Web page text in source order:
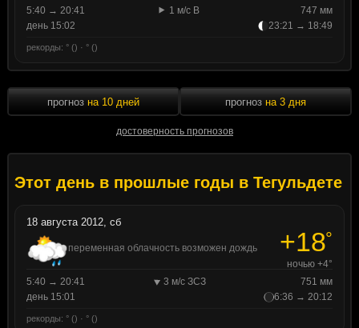
5:40 → 20:41
1 м/с В
747 мм
день 15:02
23:21 → 18:49
рекорды: ° () · ° ()
прогноз на 10 дней
достоверность прогнозов
прогноз на 3 дня
Этот день в прошлые годы в Тегульдете
18 августа 2012, сб
переменная облачность возможен дождь +18°
ночью +4°
5:40 → 20:41
3 м/с ЗСЗ
751 мм
день 15:01
6:36 → 20:12
рекорды: ° () · ° ()